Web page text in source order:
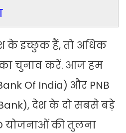
के इच्छुक हैं, तो अधिक
का चुनाव करें. आज हम
Of India) और PNB
देश के दो सबसे बड़े
योजनाओं की तुलना